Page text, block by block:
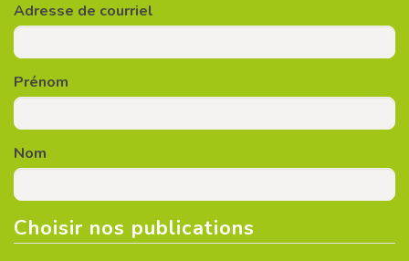
Adresse de courriel
Prénom
Nom
Choisir nos publications